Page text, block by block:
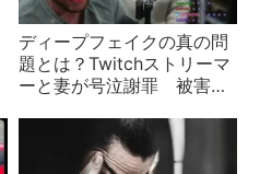
ディープフェイクの真の問
題とは？Twitchストリーマ
ーと妻が号泣謝罪 被害者